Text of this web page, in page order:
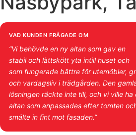
VAD KUNDEN FRÅGADE OM
“Vi behövde en ny altan som gav en
stabil och lättskött yta intill huset och
som fungerade bättre för utemöbler,
och vardagsliv i trädgården. Den
lösningen räckte inte till, och vi ville ha
altan som anpassades efter tomten
smälte in fint mot fasaden.”